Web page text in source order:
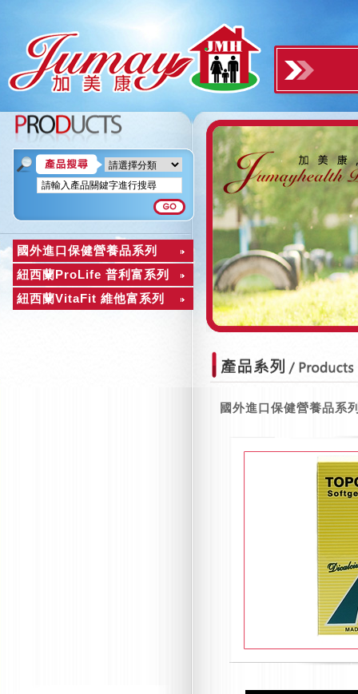
國外進口保健營養品系列
紐西蘭ProLife 普利富系列
紐西蘭VitaFit 維他富系列
國外進口保健營養品系